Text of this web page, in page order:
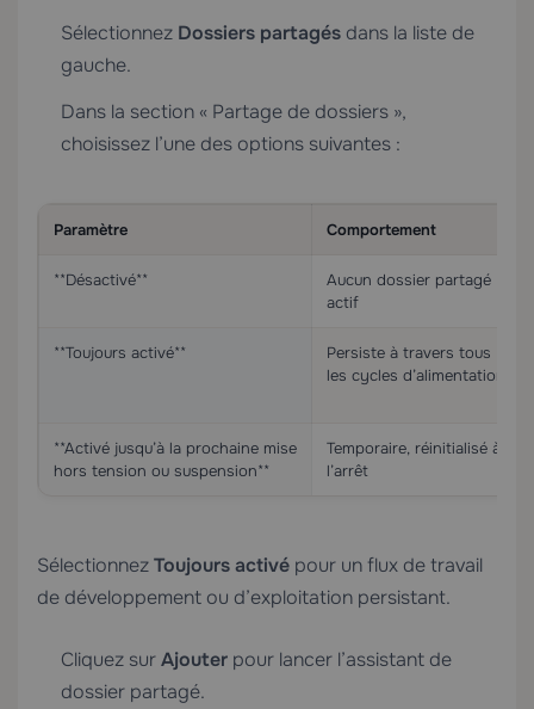
Sélectionnez Dossiers partagés dans la liste de
gauche.
Dans la section « Partage de dossiers »,
choisissez l’une des options suivantes :
Paramètre Comportement
**Désactivé**
Aucun dossier partagé
actif
**Toujours activé**
Persiste à travers tous
les cycles d’alimentation
**Activé jusqu’à la prochaine mise
hors tension ou suspension**
Temporaire, réinitialisé à
l’arrêt
SélectionnezToujours activé pour un flux de travail
de développement ou d’exploitation persistant.
Cliquez surAjouter pour lancer l’assistant de
dossier partagé.